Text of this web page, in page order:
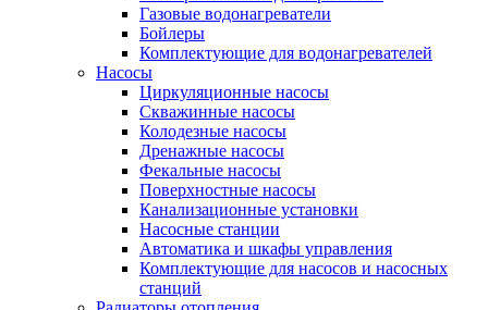
Газовые водонагреватели
Бойлеры
Комплектующие для водонагревателей
Насосы
Циркуляционные насосы
Скважинные насосы
Колодезные насосы
Дренажные насосы
Фекальные насосы
Поверхностные насосы
Канализационные установки
Насосные станции
Автоматика и шкафы управления
Комплектующие для насосов и насосных
станций